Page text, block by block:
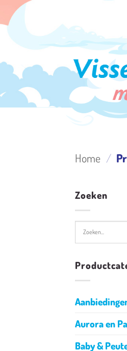
naar
inhoud
Home /
Zoeken
Aurora en
Baby &